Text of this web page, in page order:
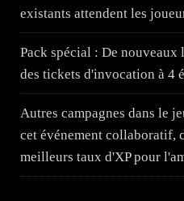
existants attendent les
Pack spécial : De
des tickets d'invocation à 4
Autres campagnes dans le
cet événement collaboratif,
meilleurs taux d'XP pour